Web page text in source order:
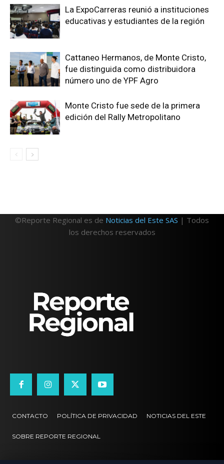
La ExpoCarreras reunió a instituciones
educativas y estudiantes de la región
Cattaneo Hermanos, de Monte Cristo,
fue distinguida como distribuidora
número uno de YPF Agro
Monte Cristo fue sede de la primera
edición del Rally Metropolitano
©Reporte Regional es de Noticias del Este SAS | Todos
los derechos reservados
CONTACTO POLÍTICA DE PRIVACIDAD NOTICIAS DEL ESTE
SOBRE REPORTE REGIONAL